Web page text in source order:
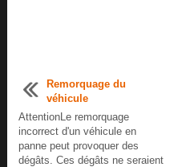
Remorquage du
véhicule
AttentionLe remorquage
incorrect d'un véhicule en
panne peut provoquer des
dégâts. Ces dégâts ne seraient